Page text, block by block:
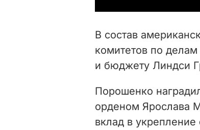
В состав
комитетов по
и бюджету Линдси
Порошенко
орденом Ярослава
вклад в